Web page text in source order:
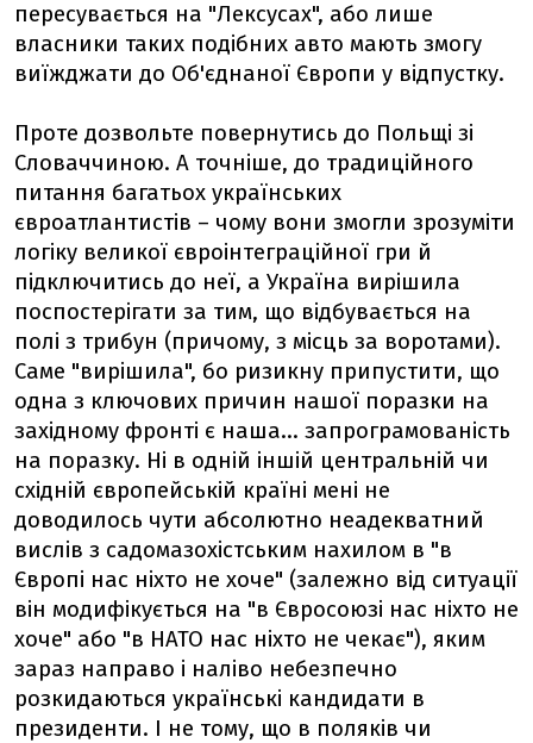
пересувається на "Лексусах", або лише
власники таких подібних авто мають змогу
виїжджати до Об'єднаної Європи у відпустку.
Проте дозвольте повернутись до Польщі зі
Словаччиною. А точніше, до традиційного
питання багатьох українських
євроатлантистів – чому вони змогли зрозуміти
логіку великої євроінтеграційної гри й
підключитись до неї, а Україна вирішила
поспостерігати за тим, що відбувається на
полі з трибун (причому, з місць за воротами).
Саме "вирішила", бо ризикну припустити, що
одна з ключових причин нашої поразки на
західному фронті є наша... запрограмованість
на поразку. Ні в одній іншій центральній чи
східній європейській країні мені не
доводилось чути абсолютно неадекватний
вислів з садомазохістським нахилом в "в
Європі нас ніхто не хоче" (залежно від ситуації
він модифікується на "в Євросоюзі нас ніхто не
хоче" або "в НАТО нас ніхто не чекає"), яким
зараз направо і наліво небезпечно
розкидаються українські кандидати в
президенти. І не тому, що в поляків чи